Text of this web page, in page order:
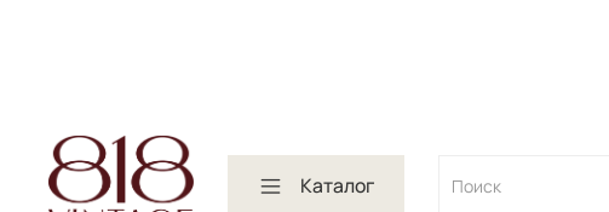
Каталог